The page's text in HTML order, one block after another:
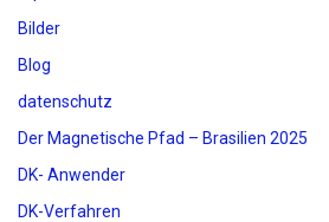
Bilder
Blog
datenschutz
Der Magnetische Pfad – Brasilien 2025
DK- Anwender
DK-Verfahren